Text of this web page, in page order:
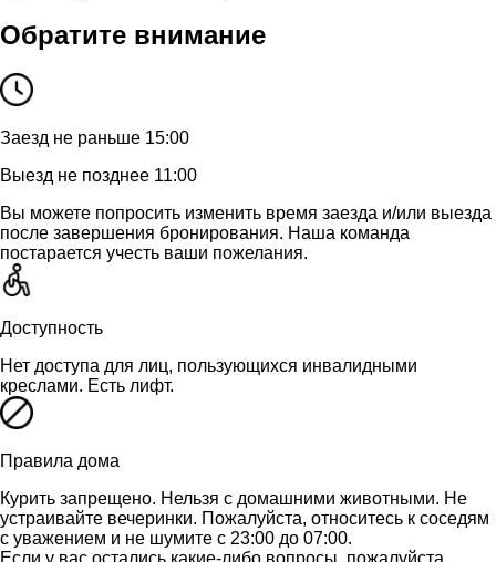
Обратите внимание
Заезд не раньше 15:00
Выезд не позднее 11:00
Вы можете попросить изменить время заезда и/или выезда
после завершения бронирования. Наша команда
постарается учесть ваши пожелания.
Доступность
Нет доступа для лиц, пользующихся инвалидными
креслами. Есть лифт.
Правила дома
Курить запрещено. Нельзя с домашними животными. Не
устраивайте вечеринки. Пожалуйста, относитесь к соседям
с уважением и не шумите с 23:00 до 07:00.